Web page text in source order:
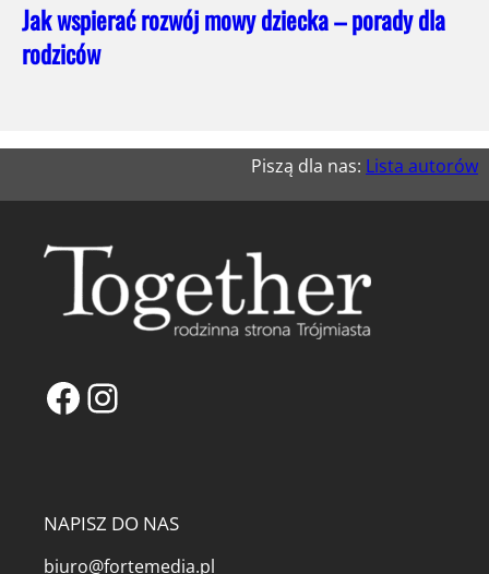
Jak wspierać rozwój mowy dziecka – porady dla
rodziców
Piszą dla nas: Lista autorów
Facebook
Instagram
NAPISZ DO NAS
biuro@fortemedia.pl